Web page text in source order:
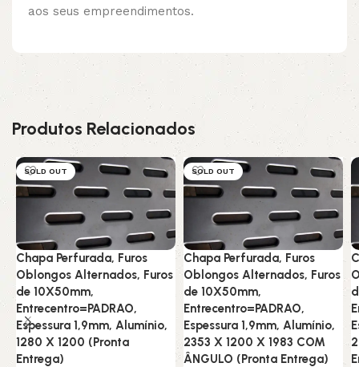
aos seus empreendimentos.
Produtos Relacionados
SOLD OUT
Chapa Perfurada, Furos
Oblongos Alternados, Furos
de 10X50mm,
Entrecentro=PADRAO,
Espessura 1,9mm, Alumínio,
1280 X 1200 (Pronta
Entrega)
SOLD OUT
Chapa Perfurada, Furos
Oblongos Alternados, Furos
de 10X50mm,
Entrecentro=PADRAO,
Espessura 1,9mm, Alumínio,
2353 X 1200 X 1983 COM
ÂNGULO (Pronta Entrega)